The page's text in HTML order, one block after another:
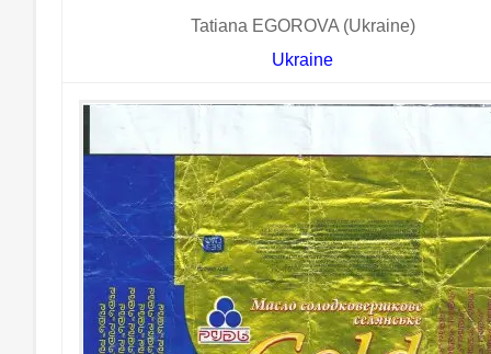
Tatiana EGOROVA (Ukraine)
Ukraine